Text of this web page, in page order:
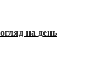
на день